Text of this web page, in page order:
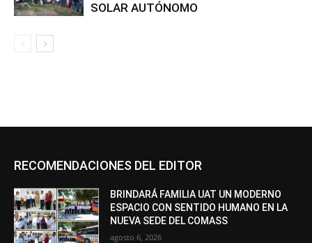
SOLAR AUTÓNOMO
RECOMENDACIONES DEL EDITOR
BRINDARÁ FAMILIA UAT UN MODERNO
ESPACIO CON SENTIDO HUMANO EN LA
NUEVA SEDE DEL COMASS
agosto 6, 2026